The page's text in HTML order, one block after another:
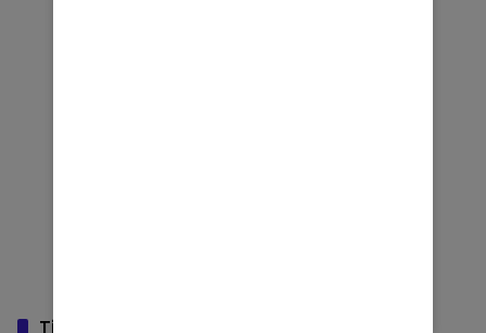
Tinggalkan Balasan